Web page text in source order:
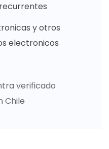
y otros
electronicos
verificado
Chile